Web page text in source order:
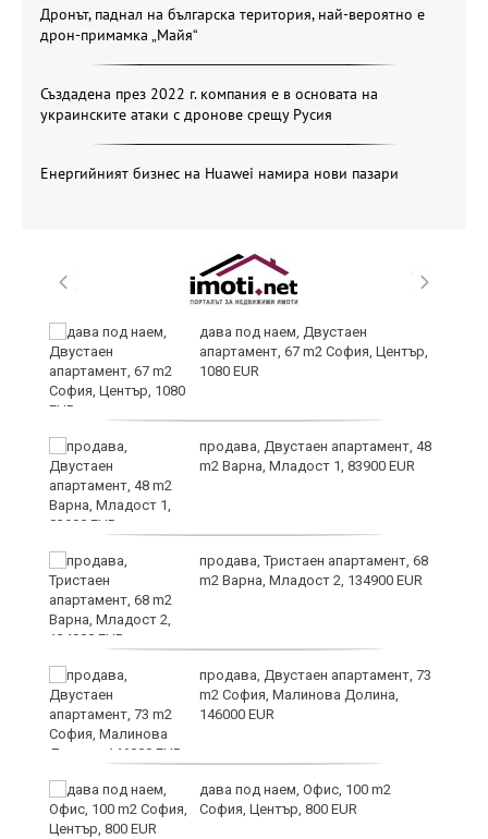
Дронът, паднал на българска територия, най-вероятно е
дрон-примамка „Майя“
Създадена през 2022 г. компания е в основата на
украинските атаки с дронове срещу Русия
Енергийният бизнес на Huawei намира нови пазари
дава под наем, Двустаен
апартамент, 67 m2 София, Център,
1080 EUR
продава, Двустаен апартамент, 48
m2 Варна, Младост 1, 83900 EUR
продава, Тристаен апартамент, 68
m2 Варна, Младост 2, 134900 EUR
продава, Двустаен апартамент, 73
m2 София, Малинова Долина,
146000 EUR
дава под наем, Офис, 100 m2
София, Център, 800 EUR